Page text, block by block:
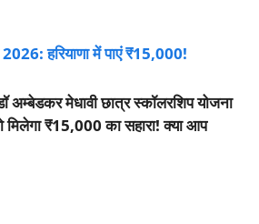
हरियाणा में पाएं ₹15,000!
अम्बेडकर मेधावी छात्र स्कॉलरशिप योजना
₹15,000 का सहारा! क्या आप